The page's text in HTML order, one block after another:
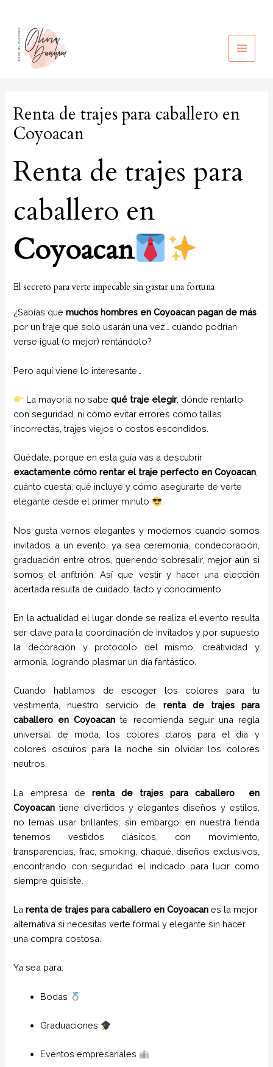
contenido
MAIN
Renta de trajes para caballero en
Coyoacan
Renta de trajes para
caballero en
Coyoacan
El secreto para verte impecable sin gastar una fortuna
¿Sabías quemuchos hombres en Coyoacan pagan de más
por un traje que solo usarán una vez… cuando podrían
verse igual (o mejor) rentándolo?
Pero aquí viene lo interesante…
La mayoría no sabequé traje elegir, dónde rentarlo
con seguridad, ni cómo evitar errores como tallas
incorrectas, trajes viejos o costos escondidos.
Quédate, porque en esta guía vas a descubrir
exactamente cómo rentar el traje perfecto en Coyoacan
cuánto cuesta, qué incluye y cómo asegurarte de verte
elegante desde el primer minuto
Nos gusta vernos elegantes y modernos cuando somos
invitados a un evento, ya sea ceremonia, condecoración,
graduación entre otros, queriendo sobresalir, mejor aún si
somos el anfitrión. Así que vestir y hacer una elección
acertada resulta de cuidado, tacto y conocimiento.
En la actualidad el lugar donde se realiza el evento resulta
ser clave para la coordinación de invitados y por supuesto
la decoración y protocolo del mismo, creatividad y
armonía, logrando plasmar un día fantástico.
Cuando hablamos de escoger los colores para tu
vestimenta, nuestro servicio de renta de trajes para
caballero enCoyoacan te recomienda seguir una regla
universal de moda, los colores claros para el día y
colores oscuros para la noche sin olvidar los colores
neutros.
La empresa de renta de trajes para caballero
en
Coyoacan tiene divertidos y elegantes diseños y estilos,
no temas usar brillantes, sin embargo, en nuestra tienda
tenemos vestidos clásicos, con movimiento,
transparencias, frac, smoking, chaqué, diseños exclusivos,
encontrando con seguridad el indicado para lucir como
siempre quisiste.
Larenta de trajes para caballero en Coyoacanes la mejor
alternativa si necesitas verte formal y elegante sin hacer
una compra costosa.
Ya sea para:
Bodas
Graduaciones
Eventos empresariales